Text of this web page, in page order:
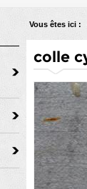
Vous êtes ici :
colle